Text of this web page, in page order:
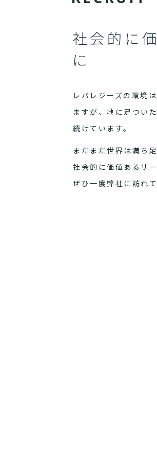
社会的に
に
レバレジーズの環境
ますが、地に足つい
続けています。
まだまだ世界は満ち
社会的に価値あるサ
ぜひ一度弊社に訪れて